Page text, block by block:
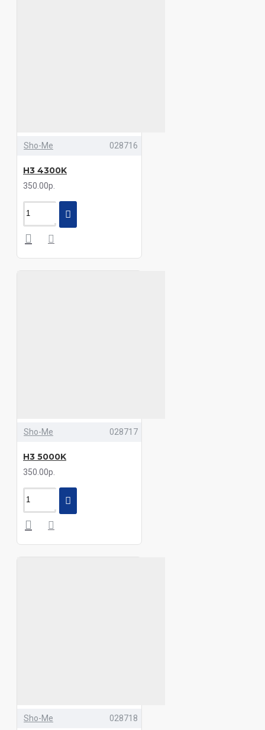
Sho-Me 028716
H3 4300K
350.00р.
Sho-Me 028717
H3 5000K
350.00р.
Sho-Me 028718